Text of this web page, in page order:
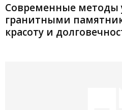
Современные методы
гранитными
красоту и